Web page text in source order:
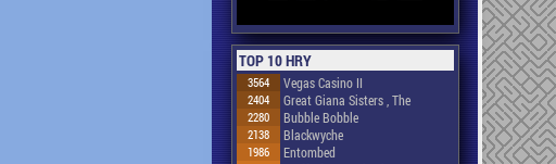
TOP 10 HRY
3564 Vegas Casino II
2404 Great Giana Sisters , The
2280 Bubble Bobble
2138 Blackwyche
1986 Entombed